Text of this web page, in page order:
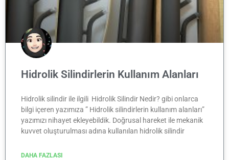
Hidrolik Silindirlerin Kullanım Alanları
Hidrolik silindir ile ilgili Hidrolik Silindir Nedir? gibi onlarca
bilgi içeren yazımıza ” Hidrolik silindirlerin kullanım alanları”
yazımızı nihayet ekleyebildik. Doğrusal hareket ile mekanik
kuvvet oluşturulması adına kullanılan hidrolik silindir
DAHA FAZLASI